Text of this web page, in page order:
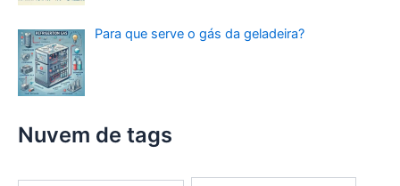
Para que serve o gás da geladeira?
Nuvem de tags